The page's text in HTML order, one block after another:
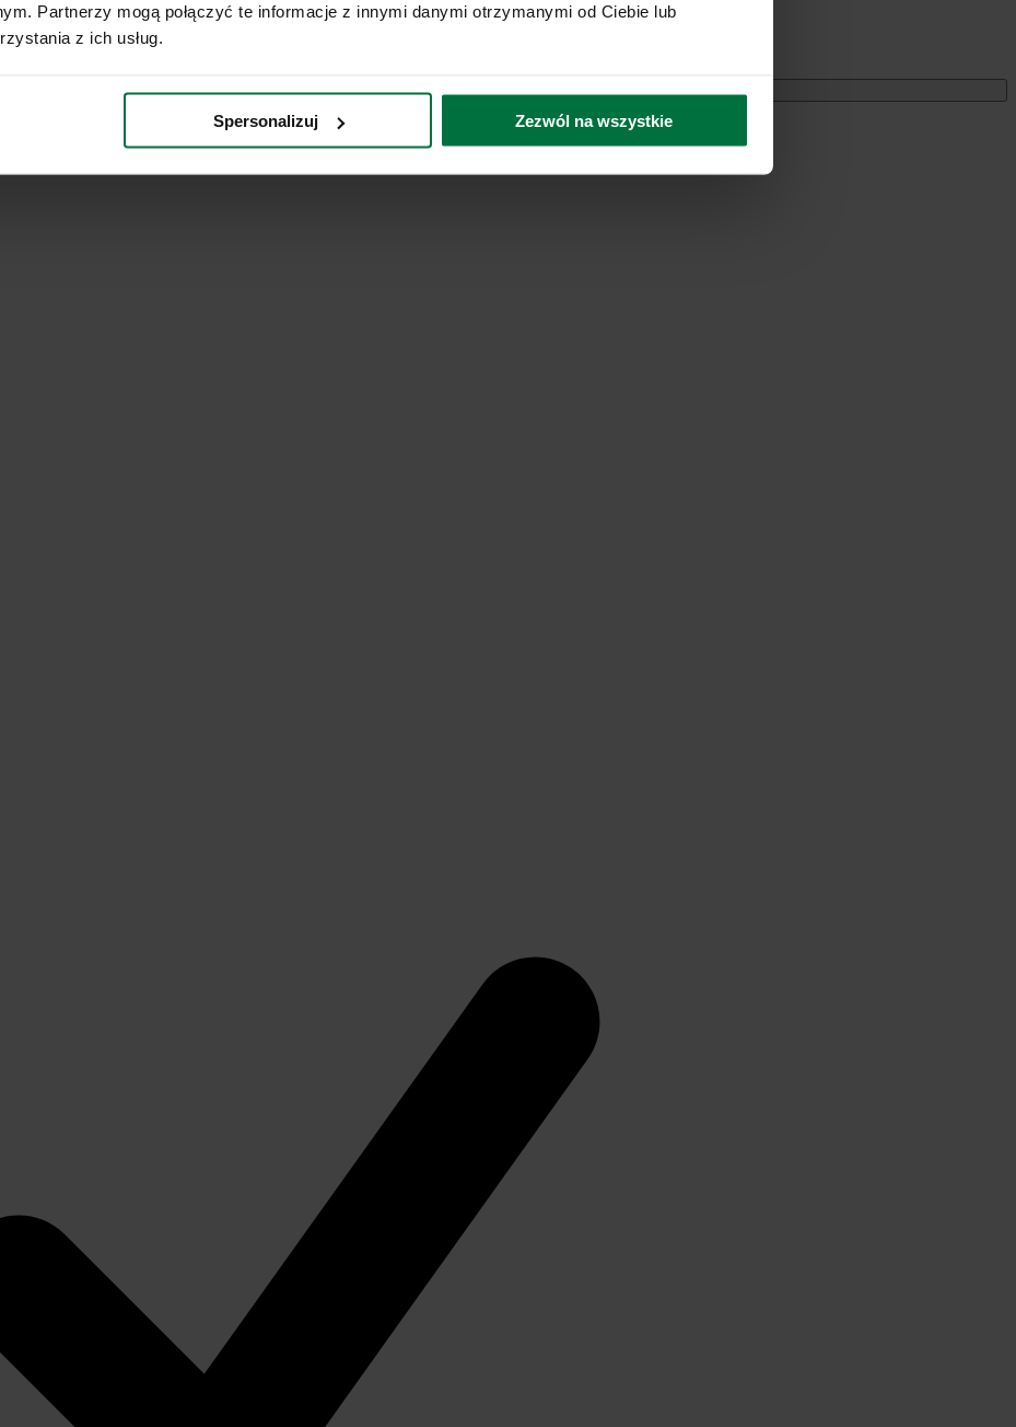
Partnerzy mogą połączyć te informacje z innymi danymi otrzymanymi od Ciebie lub
z ich usług.
Spersonalizuj Zezwól na wszystkie